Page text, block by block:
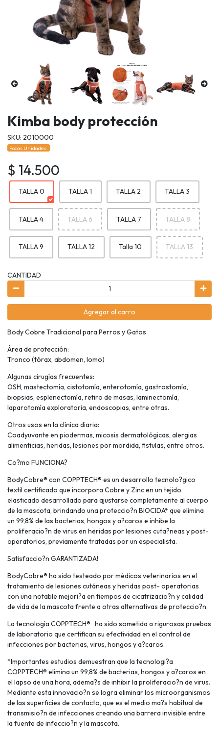
Kimba body protección
SKU: 2010000
Pocas Unidades.
$ 14.500
TALLA 0 TALLA 1 TALLA 2 TALLA 3
TALLA 4 TALLA 6 TALLA 7 TALLA 8
TALLA 9 TALLA 12 Talla 10 TALLA 13
CANTIDAD
Agregar al carro
Body Cobre Tradicional para Perros y Gatos
Área de protección:
Tronco (tórax, abdomen, lomo)
Algunas cirugías frecuentes:
OSH, mastectomía, cistotomía, enterotomía, gastrostomía,
biopsias, esplenectomía, retiro de masas, laminectomía,
laparotomía exploratoria, endoscopias, entre otras.
Otros usos en la clínica diaria:
Coadyuvante en piodermas, micosis dermatológicas, alergias
alimenticias, heridas, lesiones por mordida, fistulas, entre otros.
Co?mo FUNCIONA?
BodyCobre® con COPPTECH® es un desarrollo tecnolo?gico
textil certificado que incorpora Cobre y Zinc en un tejido
elasticado desarrollado para ajustarse completamente al cuerpo
de la mascota, brindando una proteccio?n BIOCIDA* que elimina
un 99,8% de las bacterias, hongos y a?caros e inhibe la
proliferacio?n de virus en heridas por lesiones cuta?neas y post-
operatorios, previamente tratadas por un especialista.
Satisfaccio?n GARANTIZADA!
BodyCobre® ha sido testeado por médicos veterinarios en el
tratamiento de lesiones cutáneas y heridas post- operatorias
con una notable mejori?a en tiempos de cicatrizacio?n y calidad
de vida de la mascota frente a otras alternativas de proteccio?n.
La tecnología COPPTECH® ha sido sometida a rigurosas pruebas
de laboratorio que certifican su efectividad en el control de
infecciones por bacterias, virus, hongos y a?caros.
*Importantes estudios demuestran que la tecnologi?a
COPPTECH® elimina un 99,8% de bacterias, hongos y a?caros en
el lapso de una hora, adema?s de inhibir la proliferacio?n de virus.
Mediante esta innovacio?n se logra eliminar los microorganismos
de las superficies de contacto, que es el medio ma?s habitual de
transmisio?n de infecciones creando una barrera invisible entre
la fuente de infeccio?n y la mascota.